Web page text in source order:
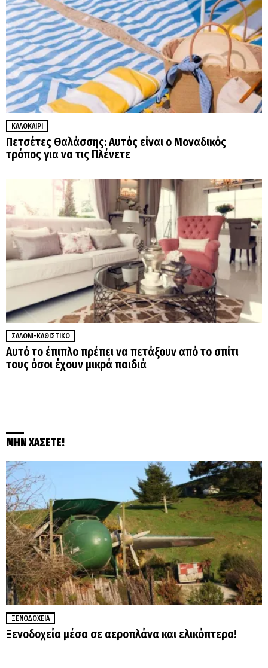
ΚΑΛΟΚΑΊΡΙ
Πετσέτες Θαλάσσης: Αυτός είναι ο Μοναδικός
τρόπος για να τις Πλένετε
ΣΑΛΌΝΙ-ΚΑΘΙΣΤΙΚΌ
Αυτό το έπιπλο πρέπει να πετάξουν από το σπίτι
τους όσοι έχουν μικρά παιδιά
ΜΗΝ ΧΑΣΕΤΕ!
ΞΕΝΟΔΟΧΕΊΑ
Ξενοδοχεία μέσα σε αεροπλάνα και ελικόπτερα!